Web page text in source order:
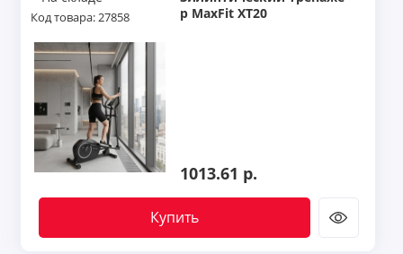
Код товара: 27858
р MaxFit XT20
1013.61 р.
Купить